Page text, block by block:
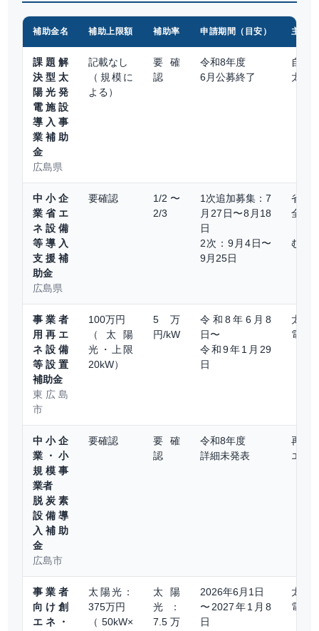
補助金名 補助上限額 補助率 申請期間（目安） 主な
課題解
決型太
陽光発
電施設
導入事
業補助
金
広島県
記載なし
（規模に
よる）
要確
認
令和8年度
6月公募終了
自家
太陽
中小企
業省エ
ネ設備
等導入
支援補
助金
広島県
要確認
1/2〜
2/3
1次追加募集：7
月27日〜8月18
日
2次：9月4日〜
9月25日
省エ
全般
む）
事業者
用再エ
ネ設備
等設置
補助金
東広島
市
100万円
（太陽
光・上限
20kW）
5万
円/kW
令和8年6月8
日〜
令和9年1月29
日
太
電・
中小企
業・小
規模事
業者
脱炭素
設備導
入補助
金
広島市
要確認
要確
認
令和8年度
詳細未発表
再エ
エネ
事業者
向け創
エネ・
太陽光：
375万円
（50kW×
太陽
光：
7.5万
2026年6月1日
〜2027年1月8
日
太
電・